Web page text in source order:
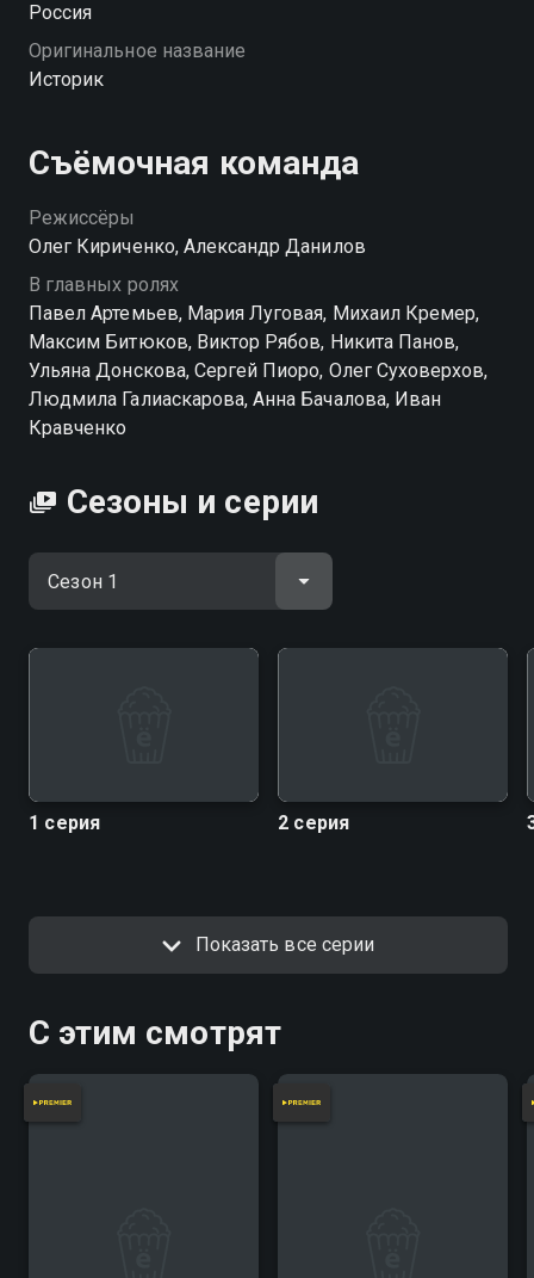
Россия
Оригинальное название
Историк
Съёмочная команда
Режиссёры
Олег Кириченко, Александр Данилов
В главных ролях
Павел Артемьев, Мария Луговая, Михаил Кремер,
Максим Битюков, Виктор Рябов, Никита Панов,
Ульяна Донскова, Сергей Пиоро, Олег Суховерхов,
Людмила Галиаскарова, Анна Бачалова, Иван
Кравченко
Сезоны и серии
1 серия 2 серия
Показать все серии
С этим смотрят